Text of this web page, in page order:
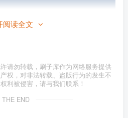
阅读全文
请勿转载，刷子库作为网络服务提供
权，对非法转载、盗版行为的发生不
利被侵害，请与我们联系！
THE END